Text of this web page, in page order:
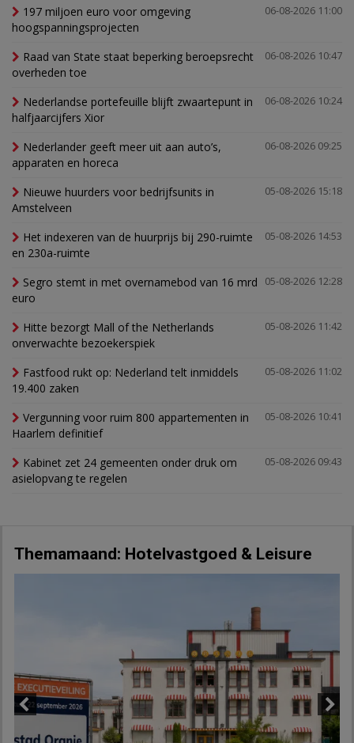
06-08-2026 11:00
197 miljoen euro voor omgeving
hoogspanningsprojecten
06-08-2026 10:47
Raad van State staat beperking beroepsrecht
overheden toe
06-08-2026 10:24
Nederlandse portefeuille blijft zwaartepunt in
halfjaarcijfers Xior
06-08-2026 09:25
Nederlander geeft meer uit aan auto’s,
apparaten en horeca
05-08-2026 15:18
Nieuwe huurders voor bedrijfsunits in
Amstelveen
05-08-2026 14:53
Het indexeren van de huurprijs bij 290-ruimte
en 230a-ruimte
05-08-2026 12:28
Segro stemt in met overnamebod van 16 mrd
euro
05-08-2026 11:42
Hitte bezorgt Mall of the Netherlands
onverwachte bezoekerspiek
05-08-2026 11:02
Fastfood rukt op: Nederland telt inmiddels
19.400 zaken
05-08-2026 10:41
Vergunning voor ruim 800 appartementen in
Haarlem definitief
05-08-2026 09:43
Kabinet zet 24 gemeenten onder druk om
asielopvang te regelen
Themamaand: Hotelvastgoed & Leisure
Next